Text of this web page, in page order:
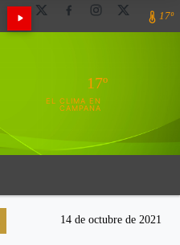
17º
17º
EL CLIMA EN
CAMPANA
14 de octubre de 2021